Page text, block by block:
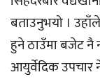
बताउनुभयो ।
हुने ठाउँमा बजेट
आयुर्वेदिक उपचार